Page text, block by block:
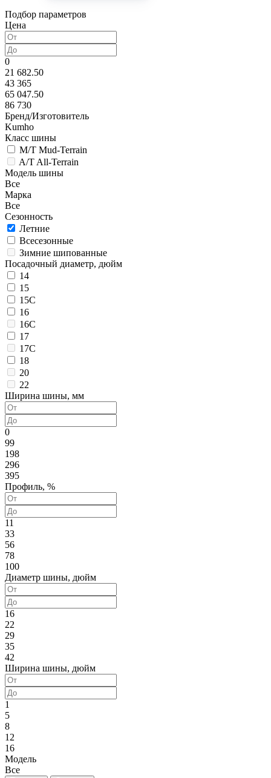
По возрастанию
По популярности
Подбор параметров
Цена
0
21 682.50
43 365
65 047.50
86 730
Бренд/Изготовитель
Kumho
Класс шины
M/T Mud-Terrain
A/T All-Terrain
Модель шины
Все
Марка
Все
Сезонность
Летние
Всесезонные
Зимние шипованные
Посадочный диаметр, дюйм
14
15
15C
16
16C
17
17C
18
20
22
Ширина шины, мм
0
99
198
296
395
Профиль, %
11
33
56
78
100
Диаметр шины, дюйм
16
22
29
35
42
Ширина шины, дюйм
1
5
8
12
16
Модель
Все